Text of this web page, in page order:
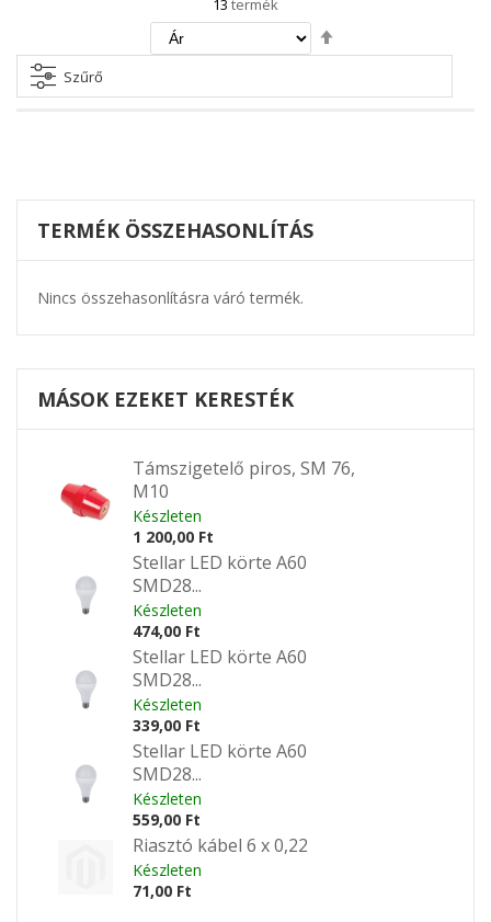
13 termék
irány
Szűrő
TERMÉK ÖSSZEHASONLÍTÁS
Nincs összehasonlításra váró termék.
MÁSOK EZEKET KERESTÉK
Támszigetelő piros, SM 76,
M10
Készleten
1 200,00 Ft
Stellar LED körte A60
SMD28...
Készleten
474,00 Ft
Stellar LED körte A60
SMD28...
Készleten
339,00 Ft
Stellar LED körte A60
SMD28...
Készleten
559,00 Ft
Riasztó kábel 6 x 0,22
Készleten
71,00 Ft